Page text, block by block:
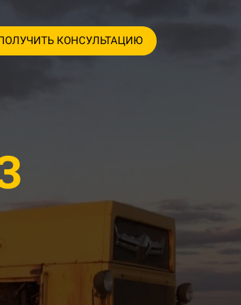
КОНСУЛЬТАЦИЮ